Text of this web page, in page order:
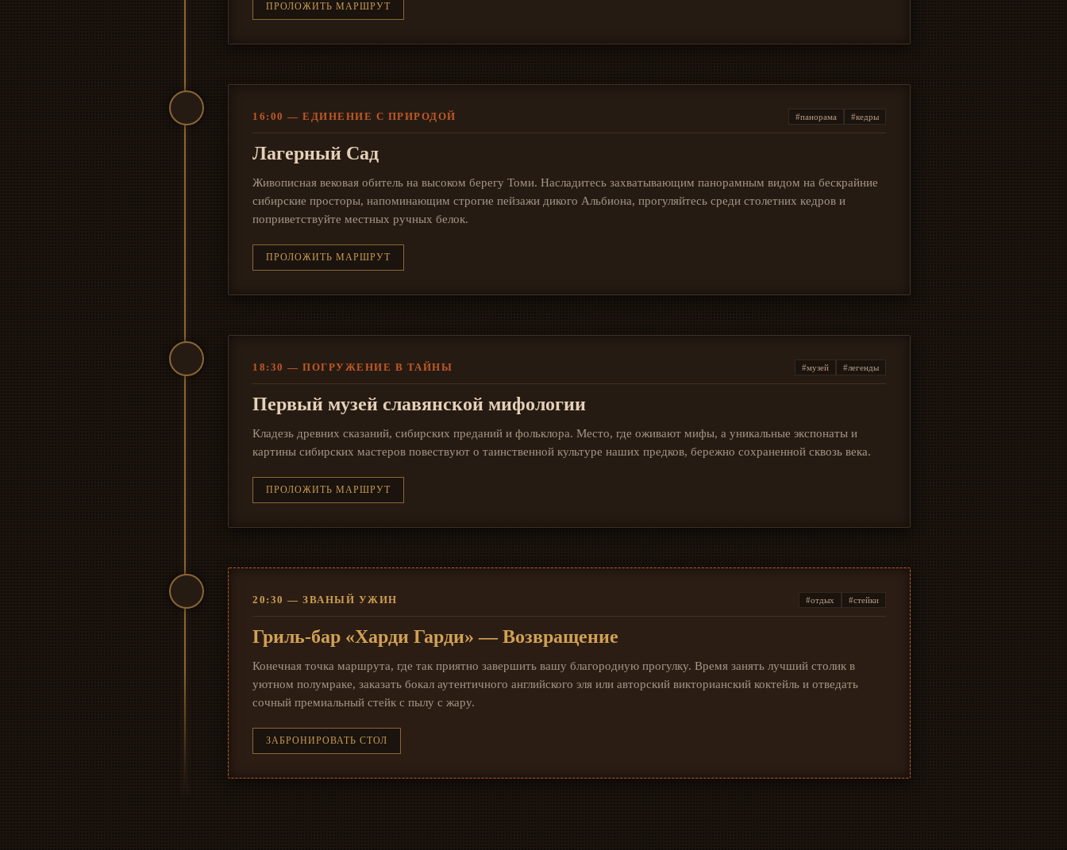
ПРОЛОЖИТЬ МАРШРУТ
16:00 — ЕДИНЕНИЕ С ПРИРОДОЙ #панорама #кедры
Лагерный Сад
Живописная вековая обитель на высоком берегу Томи. Насладитесь захватывающим панорамным видом на бескрайние
сибирские просторы, напоминающим строгие пейзажи дикого Альбиона, прогуляйтесь среди столетних кедров и
поприветствуйте местных ручных белок.
ПРОЛОЖИТЬ МАРШРУТ
18:30 — ПОГРУЖЕНИЕ В ТАЙНЫ #музей #легенды
Первый музей славянской мифологии
Кладезь древних сказаний, сибирских преданий и фольклора. Место, где оживают мифы, а уникальные экспонаты и
картины сибирских мастеров повествуют о таинственной культуре наших предков, бережно сохраненной сквозь века.
ПРОЛОЖИТЬ МАРШРУТ
20:30 — ЗВАНЫЙ УЖИН #отдых #стейки
Гриль-бар «Харди Гарди» — Возвращение
Конечная точка маршрута, где так приятно завершить вашу благородную прогулку. Время занять лучший столик в
уютном полумраке, заказать бокал аутентичного английского эля или авторский викторианский коктейль и отведать
сочный премиальный стейк с пылу с жару.
ЗАБРОНИРОВАТЬ СТОЛ